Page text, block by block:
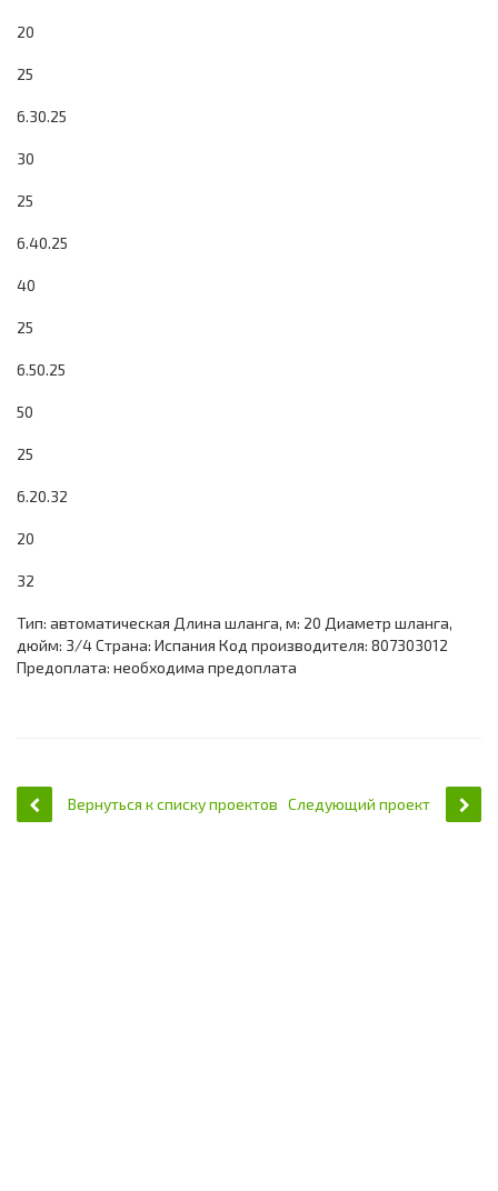
20
25
6.30.25
30
25
6.40.25
40
25
6.50.25
50
25
6.20.32
20
32
Тип: автоматическая Длина шланга, м: 20 Диаметр шланга,
дюйм: 3/4 Страна: Испания Код производителя: 807303012
Предоплата: необходима предоплата
Вернуться к списку проектов Следующий проект